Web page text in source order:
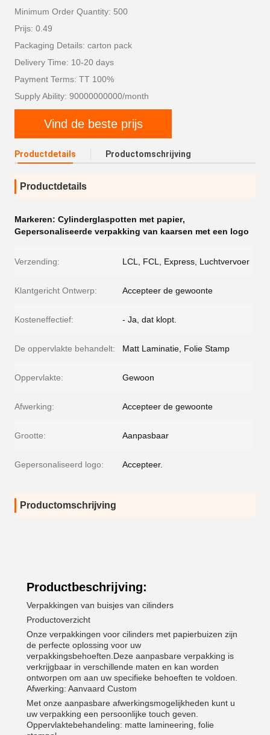
Minimum Order Quantity: 500
Prijs: 0.49
Packaging Details: carton pack
Delivery Time: 10-20 days
Payment Terms: TT 100%
Supply Ability: 90000000000/month
Vind de beste prijs
Productdetails Productomschrijving
Productdetails
Markeren: Cylinderglaspotten met papier,
Gepersonaliseerde verpakking van kaarsen met een logo
Verzending: LCL, FCL, Express, Luchtvervoer
Klantgericht Ontwerp: Accepteer de gewoonte
Kosteneffectief: - Ja, dat klopt.
De oppervlakte behandelt: Matt Laminatie, Folie Stamp
Oppervlakte: Gewoon
Afwerking: Accepteer de gewoonte
Grootte: Aanpasbaar
Gepersonaliseerd logo: Accepteer.
Productomschrijving
Productbeschrijving:
Verpakkingen van buisjes van cilinders
Productoverzicht
Onze verpakkingen voor cilinders met papierbuizen zijn
de perfecte oplossing voor uw
verpakkingsbehoeften.Deze aanpasbare verpakking is
verkrijgbaar in verschillende maten en kan worden
ontworpen om aan uw specifieke behoeften te voldoen.
Afwerking: Aanvaard Custom
Met onze aanpasbare afwerkingsmogelijkheden kunt u
uw verpakking een persoonlijke touch geven.
Oppervlaktebehandeling: matte lamineering, folie